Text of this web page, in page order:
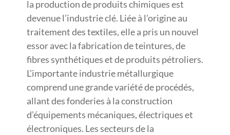
la production de produits chimiques est
devenue l’industrie clé. Liée à l’origine au
traitement des textiles, elle a pris un nouvel
essor avec la fabrication de teintures, de
fibres synthétiques et de produits pétroliers.
L’importante industrie métallurgique
comprend une grande variété de procédés,
allant des fonderies à la construction
d’équipements mécaniques, électriques et
électroniques. Les secteurs de la